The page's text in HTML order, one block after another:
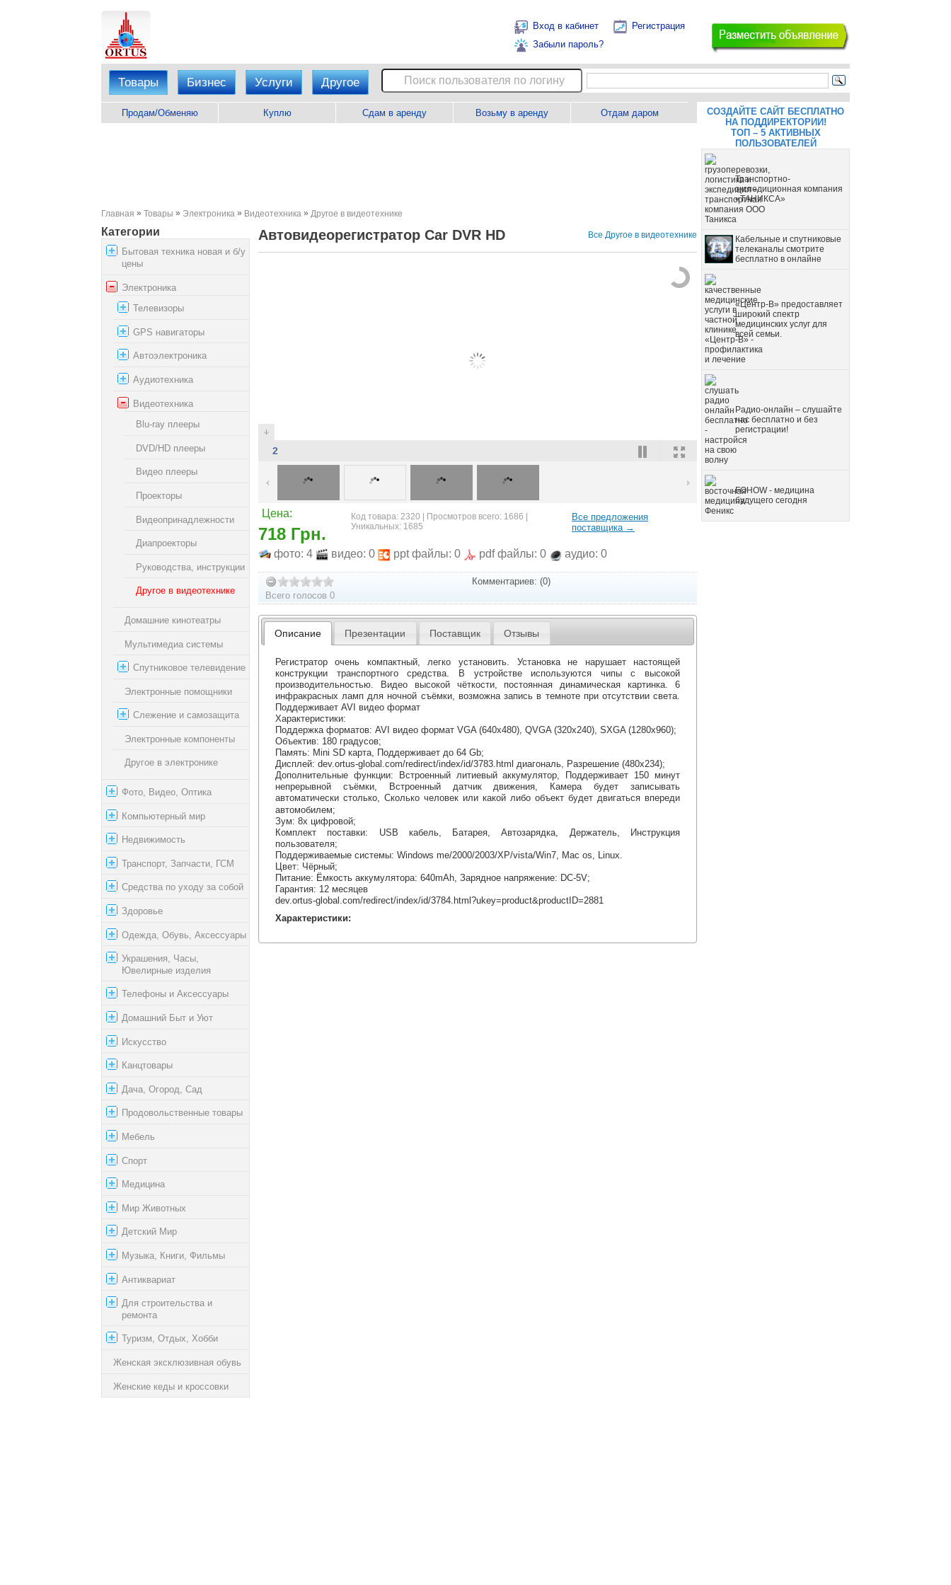
Вход в кабинет
Регистрация
Забыли пароль?
Товары Бизнес Услуги Другое
Продам/Обменяю Куплю Сдам в аренду Возьму в аренду Отдам даром
Главная » Товары » Электроника » Видеотехника » Другое в видеотехнике
Категории
Бытовая техника новая и б/у
цены
Электроника
Телевизоры
GPS навигаторы
Автоэлектроника
Аудиотехника
Видеотехника
Blu-ray плееры
DVD/HD плееры
Видео плееры
Проекторы
Видеопринадлежности
Диапроекторы
Руководства, инструкции
Другое в видеотехнике
Домашние кинотеатры
Мультимедиа системы
Спутниковое телевидение
Электронные помощники
Слежение и самозащита
Электронные компоненты
Другое в электронике
Фото, Видео, Оптика
Компьютерный мир
Недвижимость
Транспорт, Запчасти, ГСМ
Средства по уходу за собой
Здоровье
Одежда, Обувь, Аксессуары
Украшения, Часы,
Ювелирные изделия
Телефоны и Аксессуары
Домашний Быт и Уют
Искусство
Канцтовары
Дача, Огород, Сад
Продовольственные товары
Мебель
Спорт
Медицина
Мир Животных
Детский Мир
Музыка, Книги, Фильмы
Антиквариат
Для строительства и
ремонта
Туризм, Отдых, Хобби
Женская эксклюзивная обувь
Женские кеды и кроссовки
Автовидеорегистратор Car DVR HD Все Другое в видеотехнике
2
Цена:
718 Грн.
Код товара: 2320 | Просмотров всего: 1686 |
Уникальных: 1685
Все предложения
поставщика →
фото: 4 видео: 0 ppt файлы: 0 pdf файлы: 0 аудио: 0
Всего голосов 0
Комментариев: (0)
Описание Презентации Поставщик Отзывы
Регистратор очень компактный, легко установить. Установка не нарушает настоящей
конструкции транспортного средства. В устройстве используются чипы с высокой
производительностью. Видео высокой чёткости, постоянная динамическая картинка. 6
инфракрасных ламп для ночной съёмки, возможна запись в темноте при отсутствии света.
Поддерживает AVI видео формат
Характеристики:
Поддержка форматов: AVI видео формат VGA (640x480), QVGA (320x240), SXGA (1280x960);
Объектив: 180 градусов;
Память: Mini SD карта, Поддерживает до 64 Gb;
Дисплей: dev.ortus-global.com/redirect/index/id/3783.html диагональ, Разрешение (480x234);
Дополнительные функции: Встроенный литиевый аккумулятор, Поддерживает 150 минут
непрерывной съёмки, Встроенный датчик движения, Камера будет записывать
автоматически столько, Сколько человек или какой либо объект будет двигаться впереди
автомобилем;
Зум: 8x цифровой;
Комплект поставки: USB кабель, Батарея, Автозарядка, Держатель, Инструкция
пользователя;
Поддерживаемые системы: Windows me/2000/2003/XP/vista/Win7, Mac os, Linux.
Цвет: Чёрный;
Питание: Ёмкость аккумулятора: 640mAh, Зарядное напряжение: DC-5V;
Гарантия: 12 месяцев
dev.ortus-global.com/redirect/index/id/3784.html?ukey=product&productID=2881
Характеристики:
СОЗДАЙТЕ САЙТ БЕСПЛАТНО
НА ПОДДИРЕКТОРИИ!
ТОП – 5 АКТИВНЫХ
ПОЛЬЗОВАТЕЛЕЙ
Транспортно-
экспедиционная компания
«ТАНИКСА»
Кабельные и спутниковые
телеканалы смотрите
бесплатно в онлайне
«Центр-В» предоставляет
широкий спектр
медицинских услуг для
всей семьи.
Радио-онлайн – слушайте
нас бесплатно и без
регистрации!
FOHOW - медицина
будущего сегодня